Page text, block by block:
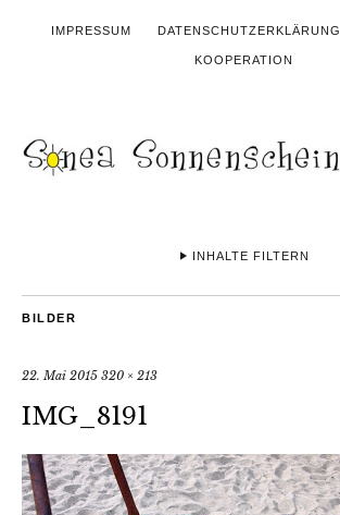
IMPRESSUM DATENSCHUTZERKLÄRUNG
KOOPERATION
INHALTE FILTERN
BILDER
22. Mai 2015 320 × 213
IMG_8191